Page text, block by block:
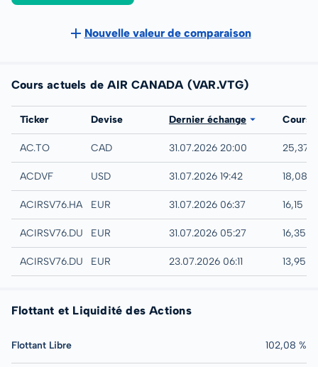
Nouvelle valeur de comparaison
Cours actuels de AIR CANADA (VAR.VTG)
Bourse
Ticker Devise Dernier échange Cours
TSX
AC.TO CAD 31.07.2026 20:00 25,37
UTC
ACDVF USD 31.07.2026 19:42 18,08
Hamburg
ACIRSV76.HAMBEUR 31.07.2026 06:37 16,15
Quotrix
ACIRSV76.DUSDEUR 31.07.2026 05:27 16,35
Düsseldorf
ACIRSV76.DUSBEUR 23.07.2026 06:11 13,95
Flottant et Liquidité des Actions
Flottant Libre 102,08 %